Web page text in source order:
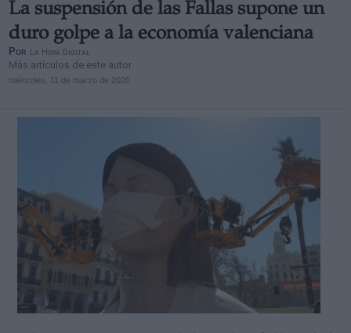
La suspensión de las Fallas supone un
duro golpe a la economía valenciana
Por La Hora Digital
Más artículos de este autor
miércoles, 11 de marzo de 2020
Derechos: